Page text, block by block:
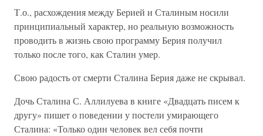
Т.о., расхождения между Берией и Сталиным носили
принципиальный характер, но реальную возможность
проводить в жизнь свою программу Берия получил
только после того, как Сталин умер.
Свою радость от смерти Сталина Берия даже не скрывал.
Дочь Сталина С. Аллилуева в книге «Двадцать писем к
другу» пишет о поведении у постели умирающего
Сталина: «Только один человек вел себя почти